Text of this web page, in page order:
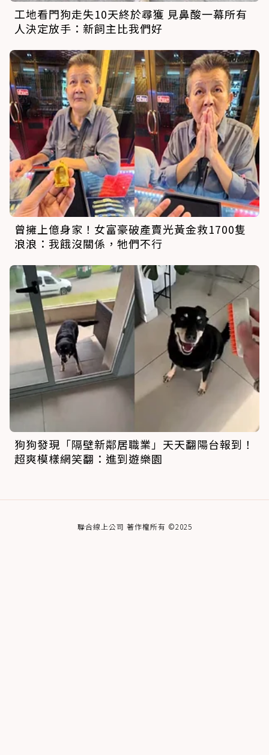
工地看門狗走失10天終於尋獲 見鼻酸一幕所有
人決定放手：新飼主比我們好
曾擁上億身家！女富豪破產賣光黃金救1700隻
浪浪：我餓沒關係，牠們不行
狗狗發現「隔壁新鄰居職業」天天翻陽台報到！
超爽模樣網笑翻：進到遊樂園
聯合線上公司 著作權所有 ©2025